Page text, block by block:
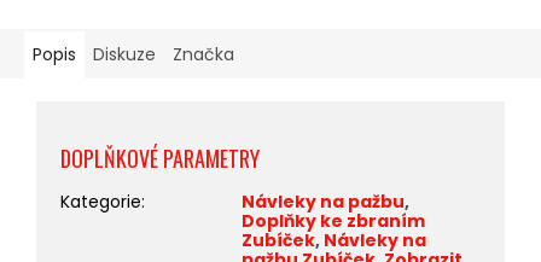
Popis Diskuze Značka
DOPLŇKOVÉ PARAMETRY
Kategorie: Návleky na pažbu,
Doplňky ke zbraním
Zubíček, Návleky na